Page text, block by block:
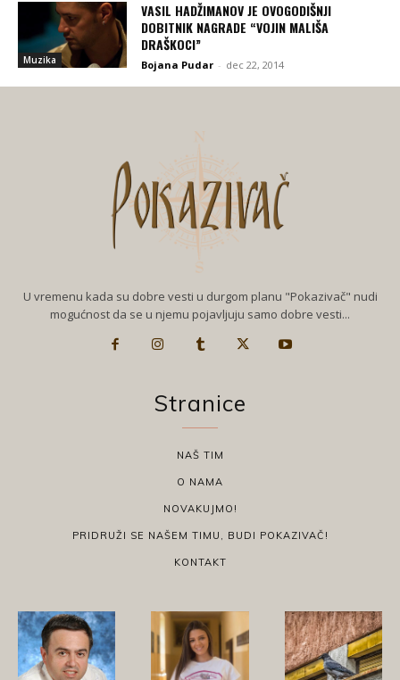
Muzika
VASIL HADŽIMANOV JE OVOGODIŠNJI
DOBITNIK NAGRADE “VOJIN MALIŠA
DRAŠKOCI”
Bojana Pudar - dec 22, 2014
U vremenu kada su dobre vesti u durgom planu "Pokazivač" nudi
mogućnost da se u njemu pojavljuju samo dobre vesti...
Stranice
NAŠ TIM
O NAMA
NOVAKUJMO!
PRIDRUŽI SE NAŠEM TIMU, BUDI POKAZIVAČ!
KONTAKT